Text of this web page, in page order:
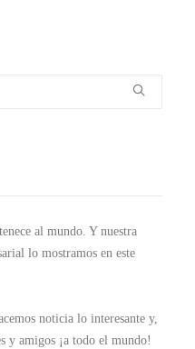
al mundo. Y nuestra
lo mostramos en este
noticia lo interesante y,
y amigos ¡a todo el mundo!